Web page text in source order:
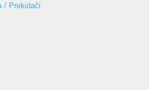
/ Prekidači